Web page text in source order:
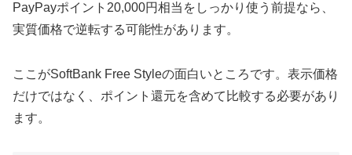
PayPayポイント20,000円相当をしっかり使う前提なら、
実質価格で逆転する可能性があります。
ここがSoftBank Free Styleの面白いところです。表示価格
だけではなく、ポイント還元を含めて比較する必要があり
ます。